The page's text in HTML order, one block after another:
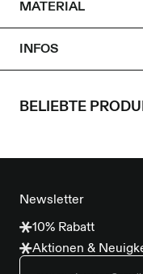
MATERIAL
INFOS
BELIEBTE
Newsletter
10% Rabatt
Aktionen &